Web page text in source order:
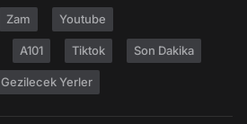
Zam Youtube
A101 Tiktok Son Dakika
Gezilecek Yerler